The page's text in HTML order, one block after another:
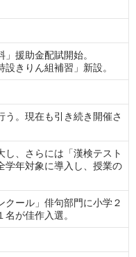
援助金配賦開始。
きりん組補習」新設。
う。現在も引き続き開催さ
し、さらには「漢検テスト
学年対象に導入し、授業の
クール」俳句部門に小学２
が佳作入選。